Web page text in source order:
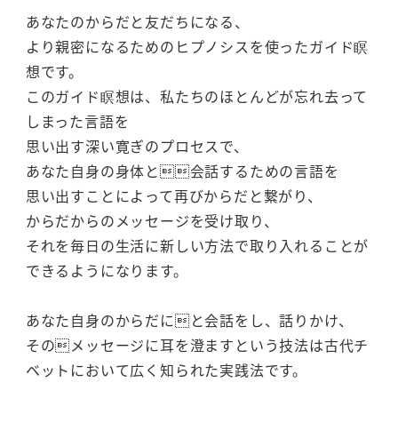
あなたのからだと友だちになる、
より親密になるためのヒプノシスを使ったガイド瞑
想です。
このガイド瞑想は、私たちのほとんどが忘れ去って
しまった言語を
思い出す深い寛ぎのプロセスで、
あなた自身の身体と会話するための言語を
思い出すことによって再びからだと繋がり、
からだからのメッセージを受け取り、
それを毎日の生活に新しい方法で取り入れることが
できるようになります。
あなた自身のからだにと会話をし、話りかけ、
そのメッセージに耳を澄ますという技法は古代チ
ベットにおいて広く知られた実践法です。